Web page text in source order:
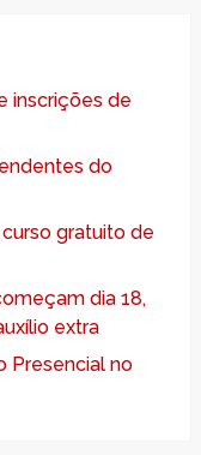
inscrições de
do
gratuito de
dia 18,
extra
Presencial no